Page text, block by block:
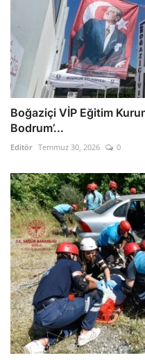
Boğaziçi VİP Eğitim
Bodrum’...
Editör Temmuz 30, 2026 0